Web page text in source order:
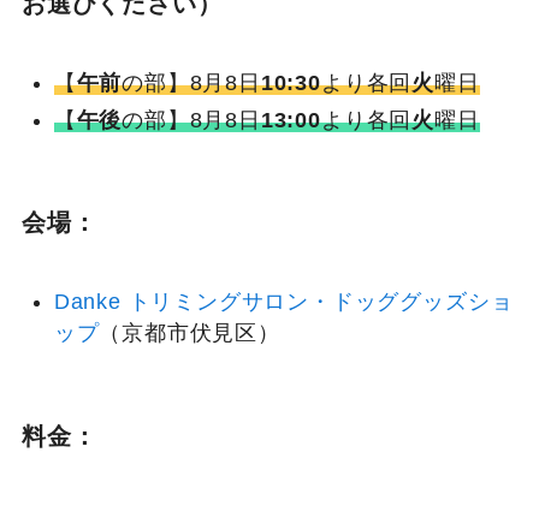
【午前の部】8月8日10:30より各回火曜日
【午後の部】8月8日13:00より各回火曜日
会場：
Danke トリミングサロン・ドッググッズショ
ップ（京都市伏見区）
料金：